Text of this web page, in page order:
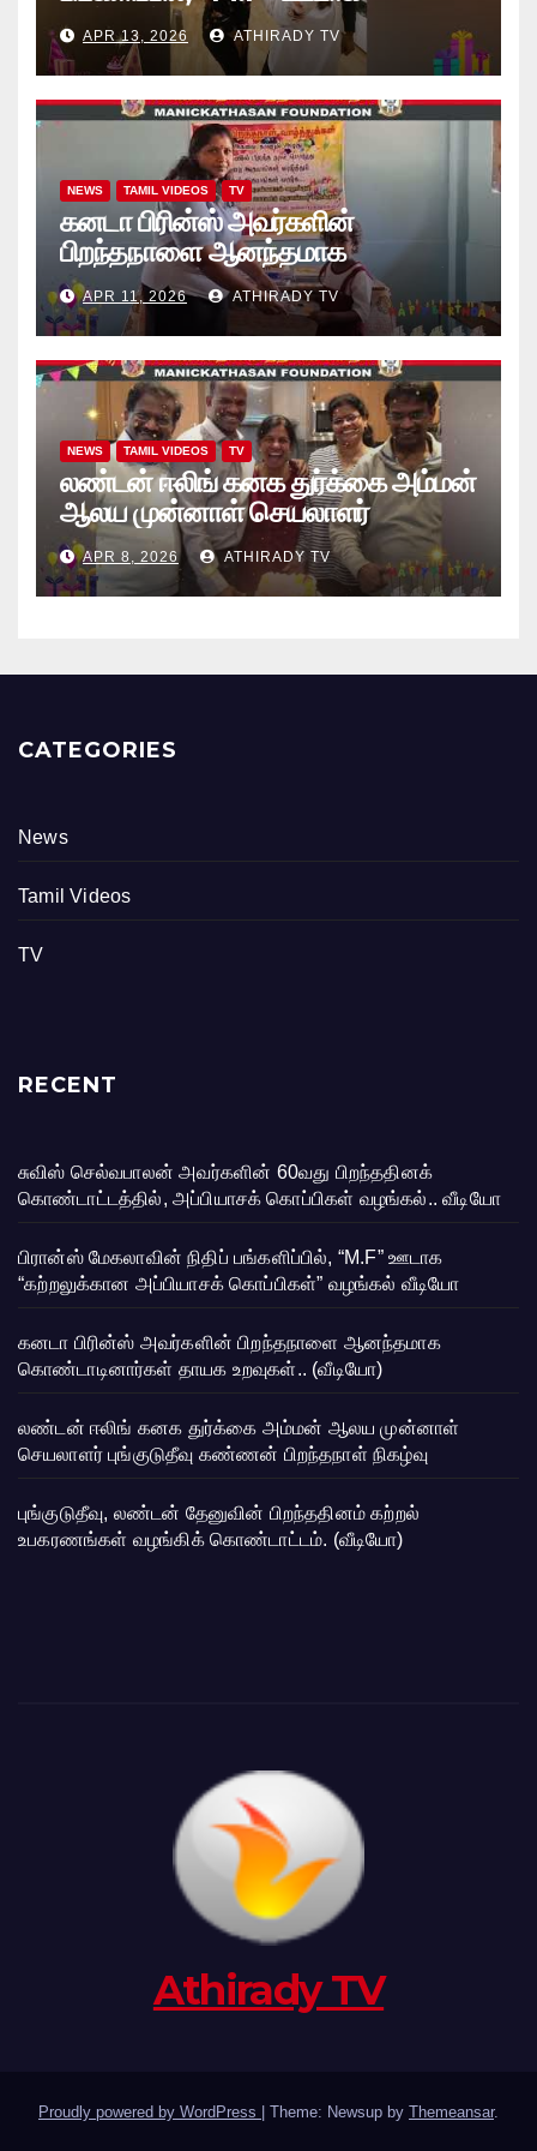
“கற்றலுக்கான அப்பியாசக்
கொப்பிகள்” வழங்கல் வீடியோ
APR 13, 2026 ATHIRADY TV
NEWS TAMIL VIDEOS TV
கனடா பிரின்ஸ் அவர்களின்
பிறந்தநாளை ஆனந்தமாக
கொண்டாடினார்கள் தாயக உறவுகள்..
(வீடியோ)
APR 11, 2026 ATHIRADY TV
NEWS TAMIL VIDEOS TV
லண்டன் ஈலிங் கனக துர்க்கை அம்மன்
ஆலய முன்னாள் செயலாளர்
புங்குடுதீவு கண்ணன் பிறந்தநாள்
நிகழ்வு
APR 8, 2026 ATHIRADY TV
CATEGORIES
News
Tamil Videos
TV
RECENT
சுவிஸ் செல்வபாலன் அவர்களின் 60வது பிறந்ததினக்
கொண்டாட்டத்தில், அப்பியாசக் கொப்பிகள் வழங்கல்.. வீடியோ
பிரான்ஸ் மேகலாவின் நிதிப் பங்களிப்பில், “M.F” ஊடாக
“கற்றலுக்கான அப்பியாசக் கொப்பிகள்” வழங்கல் வீடியோ
கனடா பிரின்ஸ் அவர்களின் பிறந்தநாளை ஆனந்தமாக
கொண்டாடினார்கள் தாயக உறவுகள்.. (வீடியோ)
லண்டன் ஈலிங் கனக துர்க்கை அம்மன் ஆலய முன்னாள்
செயலாளர் புங்குடுதீவு கண்ணன் பிறந்தநாள் நிகழ்வு
புங்குடுதீவு, லண்டன் தேனுவின் பிறந்ததினம் கற்றல்
உபகரணங்கள் வழங்கிக் கொண்டாட்டம். (வீடியோ)
Athirady TV
Proudly powered by WordPress Theme: Newsup by Themeansar.